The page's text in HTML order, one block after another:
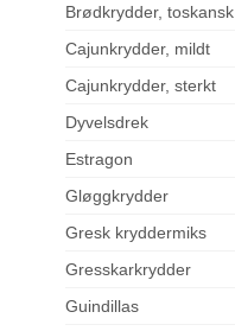
Brødkrydder, toskansk
Cajunkrydder, mildt
Cajunkrydder, sterkt
Dyvelsdrek
Estragon
Gløggkrydder
Gresk kryddermiks
Gresskarkrydder
Guindillas